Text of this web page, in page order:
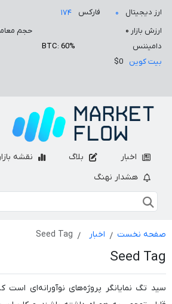
ارز دیجیتال ۰ فارکس
۱۷۴
ارزش بازار ۰ حجم
دامیننس
BTC: 60%
بیت کوین
$0
اخبار بلاگ نقشه
هشدار نهنگ
صفحه نخست اخبار Seed Tag
Seed Tag
سید تگ نمایانگر پروژه‌های نوآورانه‌ای